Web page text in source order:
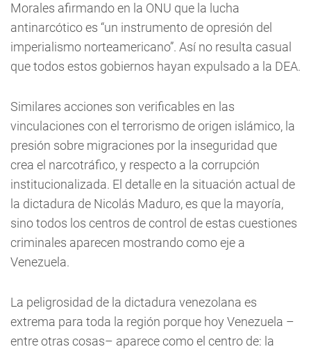
Morales afirmando en la ONU que la lucha
antinarcótico es “un instrumento de opresión del
imperialismo norteamericano”. Así no resulta casual
que todos estos gobiernos hayan expulsado a la DEA.
Similares acciones son verificables en las
vinculaciones con el terrorismo de origen islámico, la
presión sobre migraciones por la inseguridad que
crea el narcotráfico, y respecto a la corrupción
institucionalizada. El detalle en la situación actual de
la dictadura de Nicolás Maduro, es que la mayoría,
sino todos los centros de control de estas cuestiones
criminales aparecen mostrando como eje a
Venezuela.
La peligrosidad de la dictadura venezolana es
extrema para toda la región porque hoy Venezuela –
entre otras cosas– aparece como el centro de: la